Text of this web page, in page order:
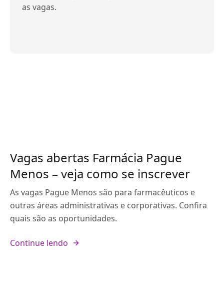
as vagas.
Vagas abertas Farmácia Pague
Menos – veja como se inscrever
As vagas Pague Menos são para farmacêuticos e
outras áreas administrativas e corporativas. Confira
quais são as oportunidades.
Continue lendo